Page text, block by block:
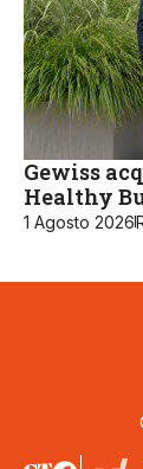
Gewiss
Healthy
1 Agosto 2026